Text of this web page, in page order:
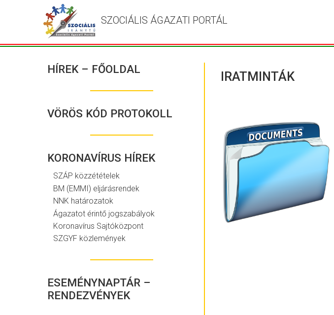
SZOCIÁLIS ÁGAZATI PORTÁL
HÍREK – FŐOLDAL
VÖRÖS KÓD PROTOKOLL
KORONAVÍRUS HÍREK
SZÁP közzétételek
BM (EMMI) eljárásrendek
NNK határozatok
Ágazatot érintő jogszabályok
Koronavírus Sajtóközpont
SZGYF közlemények
ESEMÉNYNAPTÁR –
RENDEZVÉNYEK
IRATMINTÁK